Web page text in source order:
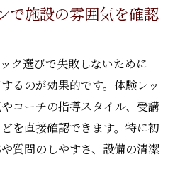
で施設の雰囲気を確認
ク選びで失敗しないために
るのが効果的です。体験レッ
コーチの指導スタイル、受講
を直接確認できます。特に初
質問のしやすさ、設備の清潔